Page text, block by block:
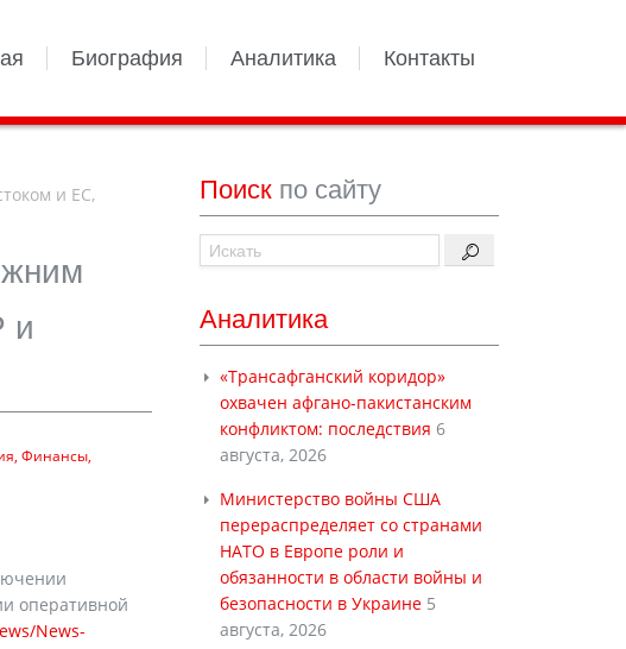
Биография Аналитика Контакты
и ЕС,
и
Финансы
оперативной
News-
Поиск по сайту
Аналитика
«Трансафганский коридор»
охвачен афгано-пакистанским
конфликтом: последствия 6
августа, 2026
Министерство войны США
перераспределяет со странами
НАТО в Европе роли и
обязанности в области войны и
безопасности в Украине 5
августа, 2026